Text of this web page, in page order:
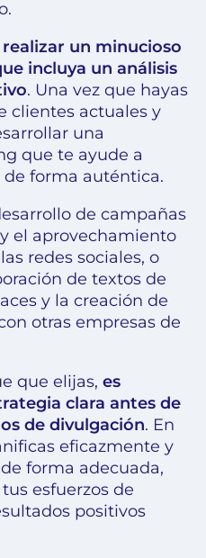
un minucioso
incluya un análisis
. Una vez que hayas
clientes actuales y
una
que te ayude a
de forma auténtica.
de campañas
el aprovechamiento
redes sociales, o
de textos de
y la creación de
otras empresas de
que elijas, es
clara antes de
de divulgación. En
eficazmente y
forma adecuada,
esfuerzos de
positivos